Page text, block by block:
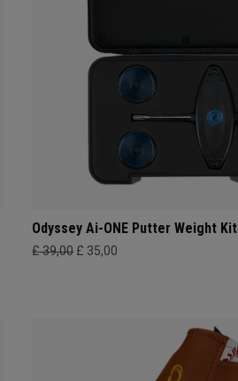
Odyssey Ai-ONE Putter Weight Kit
£ 39,00 £ 35,00